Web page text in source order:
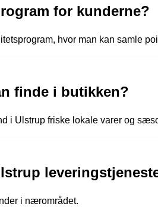
for kunderne?
hvor man kan samle
finde i butikken?
i Ulstrup friske lokale varer og
i nærområdet.